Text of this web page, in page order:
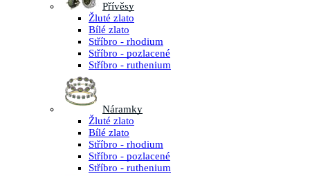
Přívěsy
Žluté zlato
Bílé zlato
Stříbro - rhodium
Stříbro - pozlacené
Stříbro - ruthenium
Náramky
Žluté zlato
Bílé zlato
Stříbro - rhodium
Stříbro - pozlacené
Stříbro - ruthenium